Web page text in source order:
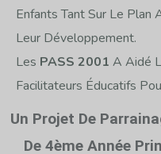
Enfants Tant Sur Le Plan
Leur Développement.
Les PASS 2001 A Aidé
Facilitateurs Éducatifs
Un Projet De
De 4ème Année